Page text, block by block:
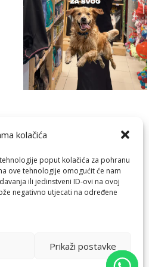
kolačića
poput kolačića za pohranu
ove tehnologije omogućit će nam
ili jedinstveni ID-ovi na ovoj
negativno utjecati na određene
Prikaži postavke